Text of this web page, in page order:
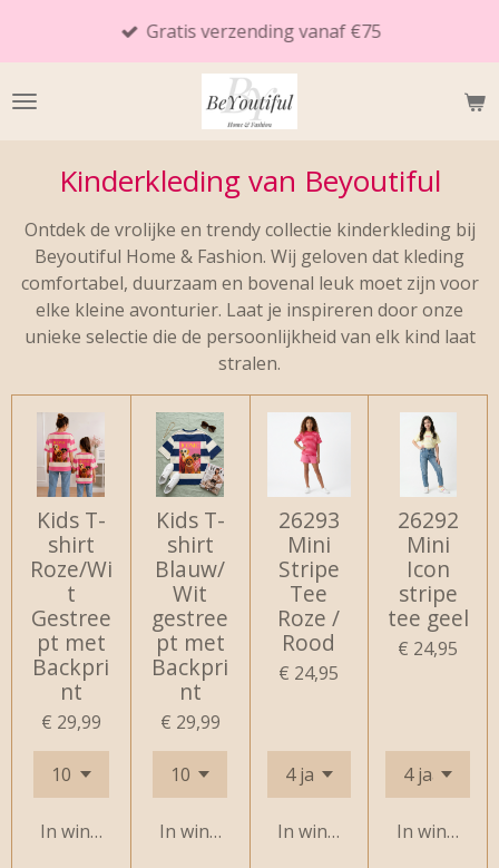
de
Gratis verzending vanaf €75
Kinderkleding van Beyoutiful
Ontdek de vrolijke en trendy collectie kinderkleding bij
Beyoutiful Home & Fashion. Wij geloven dat kleding
comfortabel, duurzaam en bovenal leuk moet zijn voor
elke kleine avonturier. Laat je inspireren door onze
unieke selectie die de persoonlijkheid van elk kind laat
stralen.
Kids T-
shirt
Roze/Wi
t
Gestree
pt met
Backpri
nt
€ 29,99
In winkelwagen
Kids T-
shirt
Blauw/
Wit
gestree
pt met
Backpri
nt
€ 29,99
In winkelwagen
26293
Mini
Stripe
Tee
Roze /
Rood
€ 24,95
In winkelwagen
26292
Mini
Icon
stripe
tee geel
€ 24,95
In